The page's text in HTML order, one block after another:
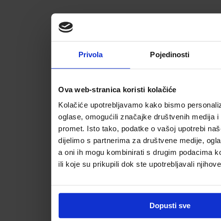
Privola Pojedinosti
Ova web-stranica koristi kolačiće
Kolačiće upotrebljavamo kako bismo
oglase, omogućili značajke društvenih medija i
promet. Isto tako, podatke o vašoj upotrebi
dijelimo s partnerima za društvene medije,
a oni ih mogu kombinirati s drugim podacima
ili koje su prikupili dok ste upotrebljavali
Dopusti sve